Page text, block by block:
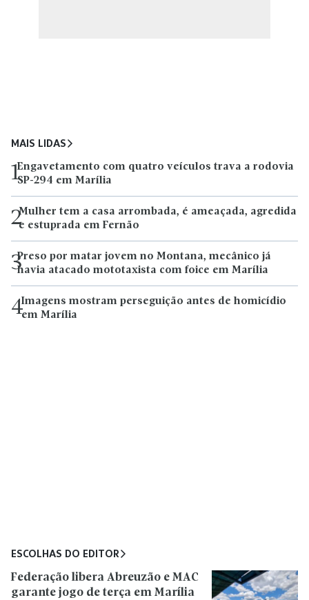
MAIS LIDAS
1Engavetamento com quatro veículos trava a rodovia
SP-294 em Marília
2Mulher tem a casa arrombada, é ameaçada, agredida
e estuprada em Fernão
3Preso por matar jovem no Montana, mecânico já
havia atacado mototaxista com foice em Marília
4Imagens mostram perseguição antes de homicídio
em Marília
ESCOLHAS DO EDITOR
Federação libera Abreuzão e MAC
garante jogo de terça em Marília